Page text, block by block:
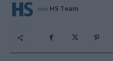
από HS Team